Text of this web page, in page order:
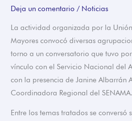
Deja un comentario / Noticias
La actividad organizada por la
Mayores convocó diversas
torno a un conversatorio que tuvo
vínculo con el Servicio Nacional del
con la presencia de Janine Albarrán
Coordinadora Regional del SENAMA.
Entre los temas tratados se conversó